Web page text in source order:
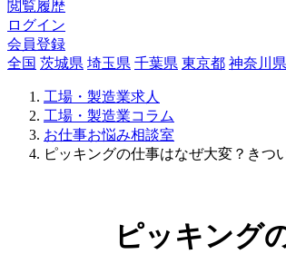
閲覧履歴
ログイン
会員登録
全国 茨城県 埼玉県 千葉県 東京都 神奈川県
工場・製造業求人
工場・製造業コラム
お仕事お悩み相談室
ピッキングの仕事はなぜ大変？きつ
ピッキング